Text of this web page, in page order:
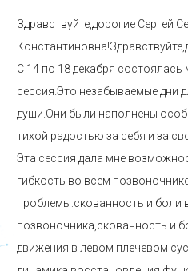
Здравствуйте,дорогие Сергей
С 14 по 18 декабря
сессия.Это незабываемые дни
души.Они были наполнены
тихой радостью за себя и за
Эта сессия дала мне
гибкость во всем
проблемы:скованность и боли
позвоночника,скованность и
движения в левом плечевом